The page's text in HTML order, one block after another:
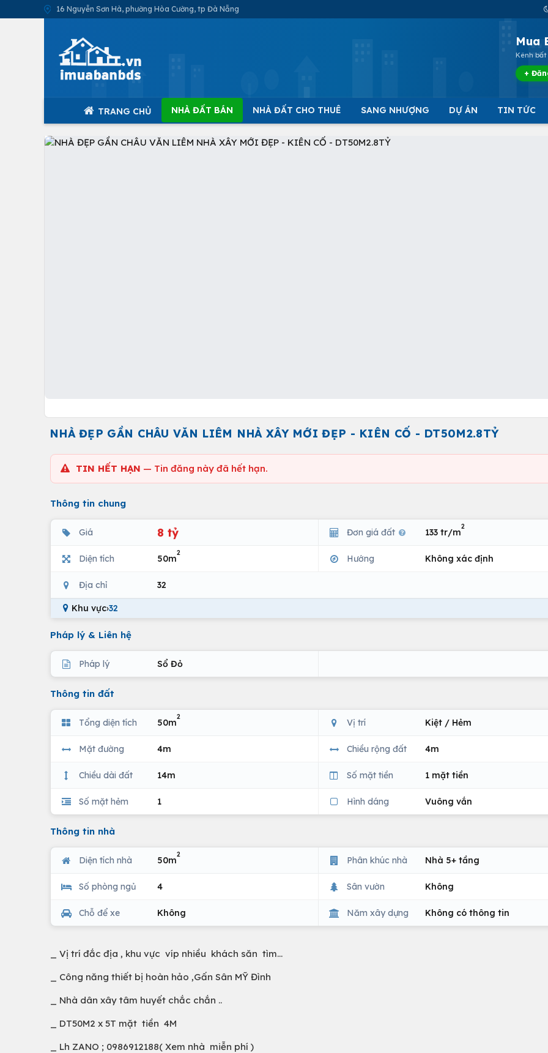
16 Nguyễn Sơn Hà, phường Hòa Cường, tp Đà Nẵng
Mua
Kênh
+
TRANG CHỦ NHÀ ĐẤT BÁN NHÀ ĐẤT CHO THUÊ SANG NHƯỢNG DỰ ÁN TIN TỨC
NHÀ ĐẸP GẦN CHÂU VĂN LIÊM NHÀ XÂY MỚI ĐẸP - KIÊN CỐ - DT50M2.8TỶ
TIN HẾT HẠN — Tin đăng này đã hết hạn.
Thông tin chung
Giá 8 tỷ Đơn giá đất 133 tr/m
2
Diện tích 50m
2
Hướng Không xác định
Địa chỉ 32
Khu vực›32
Pháp lý & Liên hệ
Pháp lý Sổ Đỏ
Thông tin đất
Tổng diện tích 50m
2
Vị trí Kiệt / Hẻm
Mặt đường 4m Chiều rộng đất 4m
Chiều dài đất 14m Số mặt tiền 1 mặt tiền
Số mặt hẻm 1 Hình dáng Vuông vắn
Thông tin nhà
Diện tích nhà 50m
2
Phân khúc nhà Nhà 5+ tầng
Số phòng ngủ 4 Sân vườn Không
Chỗ để xe Không Năm xây dựng Không có thông tin
_ Vị trí đắc địa , khu vực víp nhiều khách săn tìm...
_ Công năng thiết bị hoàn hảo ,Gấn Sân MỸ Đình
_ Nhà dân xây tâm huyết chắc chắn ..
_ DT50M2 x 5T mặt tiền 4M
_ Lh ZANO ; 0986912188( Xem nhà miễn phí )